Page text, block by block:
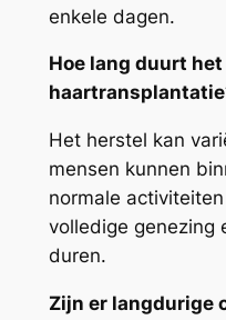
enkele dagen.
Hoe lang duurt
Het herstel kan
mensen kunnen
normale
volledige genezing
duren.
Zijn er langdurige